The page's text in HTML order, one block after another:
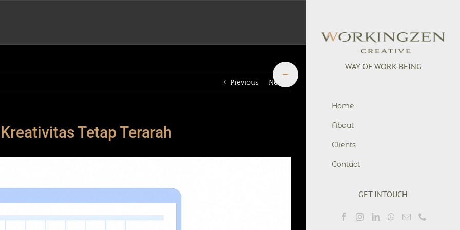
office@workingzen.co
Previous Next
Tetap Terarah
Toggle
Sliding
Bar
WAY OF WORK BEING
Home
About
Clients
Contact
GET INTOUCH